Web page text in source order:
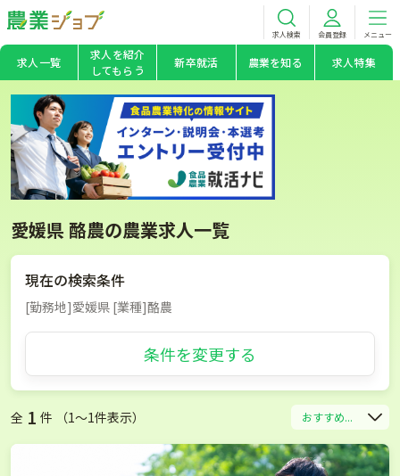
求人検索 会員登録 メニュー
求人一覧
求人を紹介
してもらう
新卒就活 農業を知る 求人特集
愛媛県 酪農の農業求人一覧
現在の検索条件
[勤務地]愛媛県 [業種]酪農
条件を変更する
全 1 件 （1〜1件表示） おすすめ...